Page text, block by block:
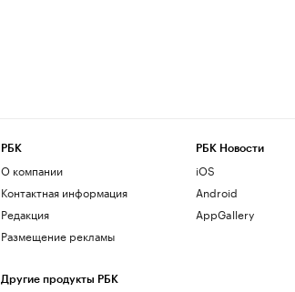
РБК
О компании
Контактная информация
Редакция
Размещение рекламы
Другие продукты РБК
РБК Новости
iOS
Android
AppGallery